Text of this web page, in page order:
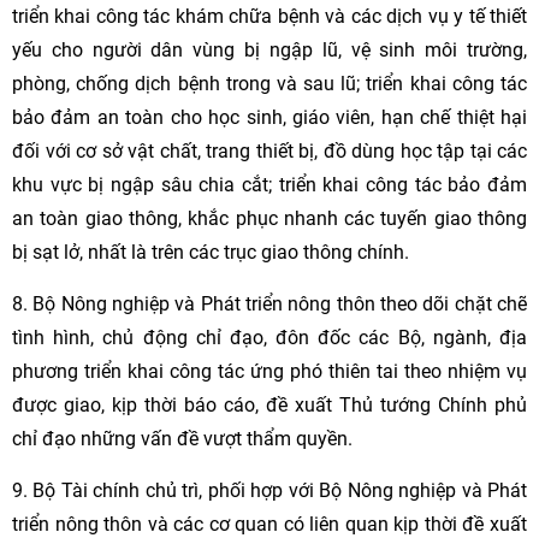
triển khai công tác khám chữa bệnh và các dịch vụ y tế thiết
yếu cho người dân vùng bị ngập lũ, vệ sinh môi trường,
phòng, chống dịch bệnh trong và sau lũ; triển khai công tác
bảo đảm an toàn cho học sinh, giáo viên, hạn chế thiệt hại
đối với cơ sở vật chất, trang thiết bị, đồ dùng học tập tại các
khu vực bị ngập sâu chia cắt; triển khai công tác bảo đảm
an toàn giao thông, khắc phục nhanh các tuyến giao thông
bị sạt lở, nhất là trên các trục giao thông chính.
8. Bộ Nông nghiệp và Phát triển nông thôn theo dõi chặt chẽ
tình hình, chủ động chỉ đạo, đôn đốc các Bộ, ngành, địa
phương triển khai công tác ứng phó thiên tai theo nhiệm vụ
được giao, kịp thời báo cáo, đề xuất Thủ tướng Chính phủ
chỉ đạo những vấn đề vượt thẩm quyền.
9. Bộ Tài chính chủ trì, phối hợp với Bộ Nông nghiệp và Phát
triển nông thôn và các cơ quan có liên quan kịp thời đề xuất